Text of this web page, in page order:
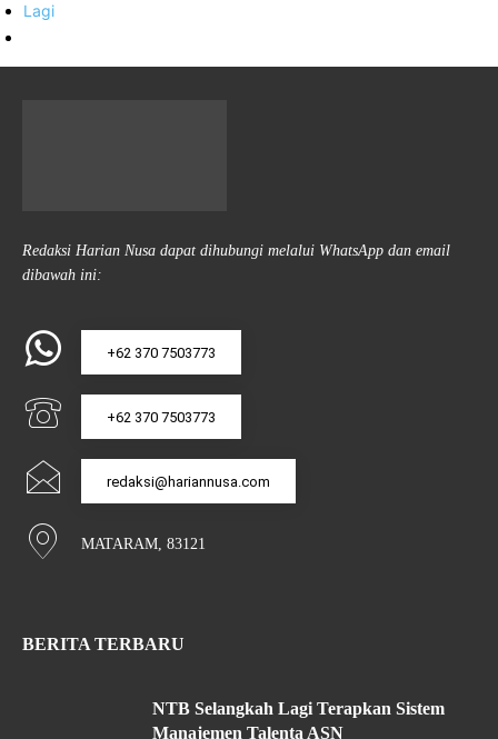
Lagi
Redaksi Harian Nusa dapat dihubungi melalui WhatsApp dan email
dibawah ini:
+62 370 7503773
+62 370 7503773
redaksi@hariannusa.com
MATARAM, 83121
BERITA TERBARU
NTB Selangkah Lagi Terapkan Sistem
Manajemen Talenta ASN